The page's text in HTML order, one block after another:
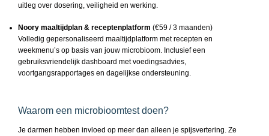
uitleg over dosering, veiligheid en werking.
Noory maaltijdplan & receptenplatform (€59 / 3 maanden)
Volledig gepersonaliseerd maaltijdplatform met recepten en
weekmenu’s op basis van jouw microbioom. Inclusief een
gebruiksvriendelijk dashboard met voedingsadvies,
voortgangsrapportages en dagelijkse ondersteuning.
Waarom een microbioomtest doen?
Je darmen hebben invloed op meer dan alleen je spijsvertering. Ze